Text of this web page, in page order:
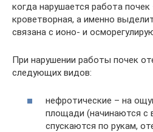
когда нарушается работа почек
кроветворная, а именно
связана с ионо- и
При нарушении работы почек
следующих видов:
нефротические – на
площади (начинаются с
спускаются по рукам,